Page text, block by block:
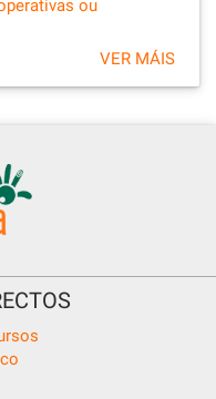
ou
VER MÁIS